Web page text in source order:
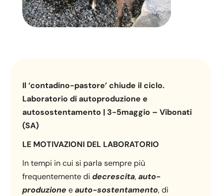
Il ‘contadino-pastore’ chiude il ciclo.
Laboratorio di autoproduzione e
autosostentamento | 3-5maggio – Vibonati
(SA)
LE MOTIVAZIONI DEL LABORATORIO
In tempi in cui si parla sempre più
frequentemente didecrescita,auto-
produzione eauto-sostentamento, di